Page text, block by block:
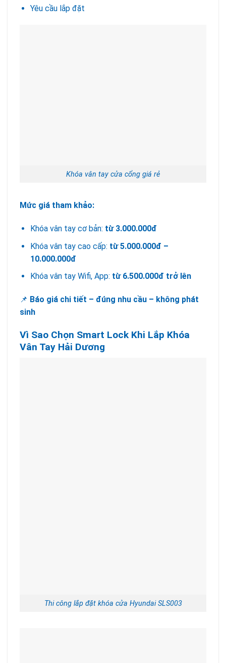
Yêu cầu lắp đặt
Khóa vân tay cửa cổng giá rẻ
Mức giá tham khảo:
Khóa vân tay cơ bản: từ 3.000.000đ
Khóa vân tay cao cấp: từ 5.000.000đ –
10.000.000đ
Khóa vân tay Wifi, App: từ 6.500.000đ trở lên
📌 Báo giá chi tiết – đúng nhu cầu – không phát
sinh
Vì Sao Chọn Smart Lock Khi Lắp Khóa
Vân Tay Hải Dương
Thi công lắp đặt khóa cửa Hyundai SLS003